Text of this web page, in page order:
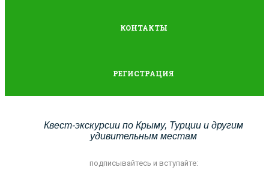
КОНТАКТЫ
РЕГИСТРАЦИЯ
Квест-экскурсии по Крыму, Турции и другим
удивительным местам
подписывайтесь и вступайте: